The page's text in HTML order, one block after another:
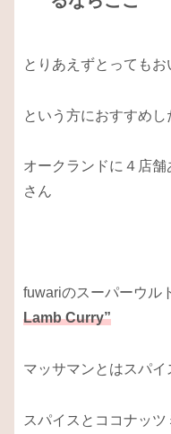
とりあえずとってもお
という方におすすめし
オークランドに４店
さん
fuwariのスーパーウル
Lamb Curry”
マッサマンとはスパイ
スパイスとココナッ